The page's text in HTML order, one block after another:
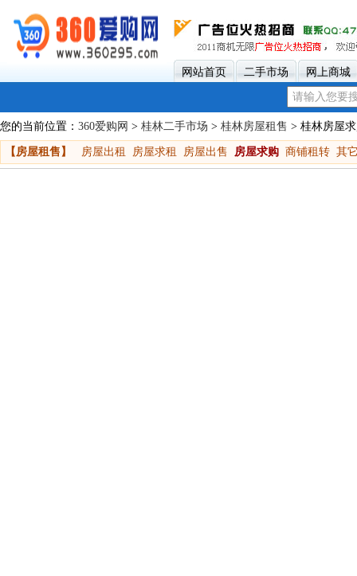
网站首页 二手市场 网上商城
您的当前位置： 360爱购网 > 桂林二手市场 > 桂林房屋租售 > 桂林房屋
【房屋租售】 房屋出租 房屋求租 房屋出售 房屋求购 商铺租转 其